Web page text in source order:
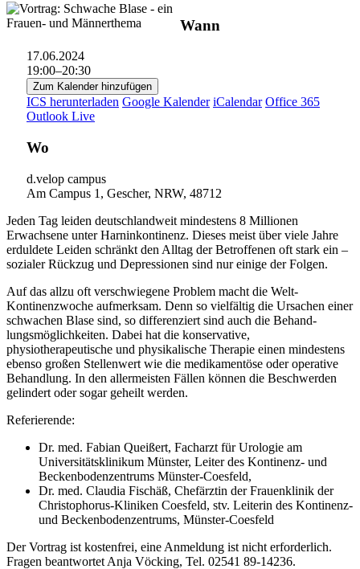
Wann
17.06.2024
19:00–20:30
Zum Kalender hinzufügen
ICS herunterladen Google Kalender iCalendar Office 365
Outlook Live
Wo
d.velop campus
Am Campus 1, Gescher, NRW, 48712
Jeden Tag leiden deutschlandweit mindestens 8 Millionen
Erwachsene unter Harninkontinenz. Dieses meist über viele Jahre
erduldete Leiden schränkt den Alltag der Betroffenen oft stark ein –
sozialer Rückzug und Depressionen sind nur einige der Folgen.
Auf das allzu oft verschwiegene Problem macht die Welt-
Kontinenzwoche aufmerksam. Denn so vielfältig die Ursachen einer
schwachen Blase sind, so differenziert sind auch die Behand-
lungsmöglichkeiten. Dabei hat die konservative,
physiotherapeutische und physikalische Therapie einen mindestens
ebenso großen Stellenwert wie die medikamentöse oder operative
Behandlung. In den allermeisten Fällen können die Beschwerden
gelindert oder sogar geheilt werden.
Referierende:
Dr. med. Fabian Queißert, Facharzt für Urologie am
Universitätsklinikum Münster, Leiter des Kontinenz- und
Beckenbodenzentrums Münster-Coesfeld,
Dr. med. Claudia Fischäß, Chefärztin der Frauenklinik der
Christophorus-Kliniken Coesfeld, stv. Leiterin des Kontinenz-
und Beckenbodenzentrums, Münster-Coesfeld
Der Vortrag ist kostenfrei, eine Anmeldung ist nicht erforderlich.
Fragen beantwortet Anja Vöcking, Tel. 02541 89-14236.